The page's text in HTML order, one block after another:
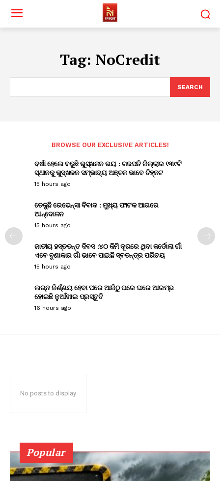
Tag: NoCredit
SEARCH
BROWSE OUR EXCLUSIVE ARTICLES!
ବର୍ଷା ହେଲେ ବଢୁଛି ଭୁସ୍ଖଳନ ଭୟ : ଗଜପତି ଜିଲ୍ଲାର ୧୩୯ଟି
ସ୍ଥାନକୁ ଭୁସ୍ଖଳନ ସମ୍ଭାବ୍ୟ ଅଞ୍ଚଳ ଭାବେ ଚିହ୍ନଟ
15 hours ago
ତେଜୁଛି ରେଭେନ୍ସା ବିବାଦ : ମୁଖ୍ୟ ଫାଟକ ଆଗରେ
ଆନ୍ଦୋଳନ
15 hours ago
ଜାତୀୟ ହସ୍ତତନ୍ତ ଦିବସ :୪୦ କିମି ଦୂରରେ ଥିବା କର୍ଡୋଲା ଗାଁ
ଏବେ ବୁଣାକାର ଗାଁ ଭାବେ ପାଇଛି ସ୍ବତନ୍ତ୍ର ପରିଚୟ
15 hours ago
ଲଗ୍ନ ନିର୍ଣ୍ଣୟ ହେବା ପରେ ଆଜିଠୁ ଘରେ ଘରେ ଆରମ୍ଭ
ହୋଇଛି ନୁଆଁଖାଇ ପ୍ରସ୍ତୁତି
16 hours ago
No posts to display
Popular